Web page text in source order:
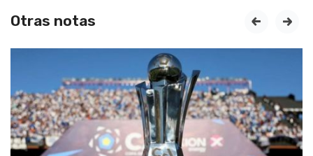
Otras notas prev next